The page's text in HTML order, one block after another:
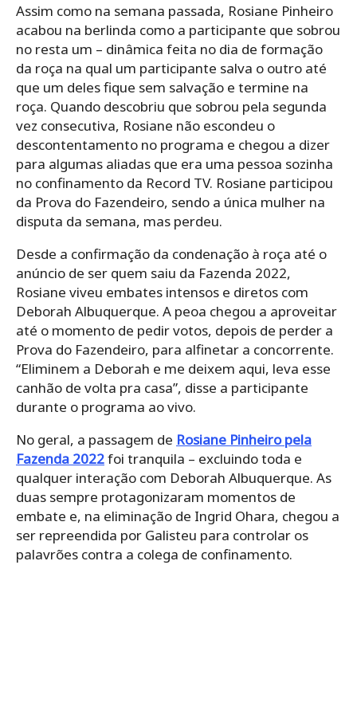
Assim como na semana passada, Rosiane Pinheiro
acabou na berlinda como a participante que sobrou
no resta um – dinâmica feita no dia de formação
da roça na qual um participante salva o outro até
que um deles fique sem salvação e termine na
roça. Quando descobriu que sobrou pela segunda
vez consecutiva, Rosiane não escondeu o
descontentamento no programa e chegou a dizer
para algumas aliadas que era uma pessoa sozinha
no confinamento da Record TV. Rosiane participou
da Prova do Fazendeiro, sendo a única mulher na
disputa da semana, mas perdeu.
Desde a confirmação da condenação à roça até o
anúncio de ser quem saiu da Fazenda 2022,
Rosiane viveu embates intensos e diretos com
Deborah Albuquerque. A peoa chegou a aproveitar
até o momento de pedir votos, depois de perder a
Prova do Fazendeiro, para alfinetar a concorrente.
“Eliminem a Deborah e me deixem aqui, leva esse
canhão de volta pra casa”, disse a participante
durante o programa ao vivo.
No geral, a passagem de Rosiane Pinheiro pela
Fazenda 2022foi tranquila – excluindo toda e
qualquer interação com Deborah Albuquerque. As
duas sempre protagonizaram momentos de
embate e, na eliminação de Ingrid Ohara, chegou a
ser repreendida por Galisteu para controlar os
palavrões contra a colega de confinamento.